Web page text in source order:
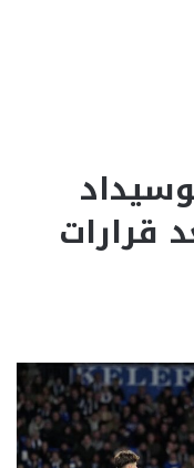
قرارات